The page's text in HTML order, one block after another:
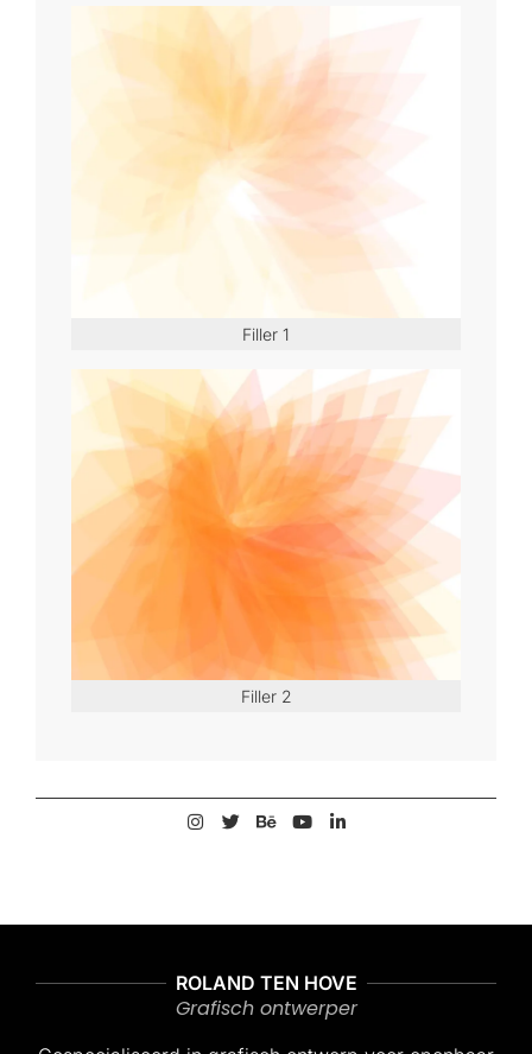
Filler 1
Filler 2
ROLAND TEN HOVE
Grafisch ontwerper